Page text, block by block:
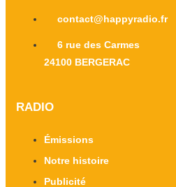
contact@happyradio.fr
6 rue des Carmes
24100 BERGERAC
RADIO
Émissions
Notre histoire
Publicité